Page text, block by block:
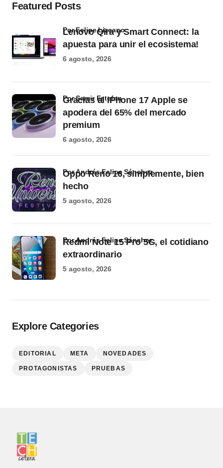
Featured Posts
Lenovo Qira y Smart Connect: la
apuesta para unir el ecosistema!
por Felipe Lizcano
6 agosto, 2026
Gracias al iPhone 17 Apple se
apodera del 65% del mercado
premium
por Samir Estefan
6 agosto, 2026
Oppo Reno 16, simplemente, bien
hecho
por Andrés Felipe Sánchez
5 agosto, 2026
Redmi Note 15 Pro 5G, el cotidiano
extraordinario
por Andrés Felipe Sánchez
5 agosto, 2026
Explore Categories
EDITORIAL META NOVEDADES
PROTAGONISTAS PRUEBAS